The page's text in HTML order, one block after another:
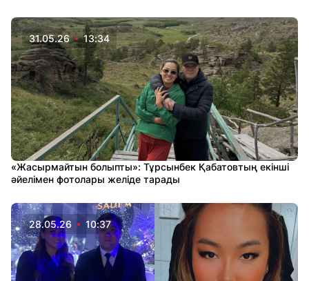
31.05.26 13:34
«Жасырмайтын болыпты»: Тұрсынбек Қабатовтың екінші
әйелімен фотолары желіде тарады
28.05.26 10:37